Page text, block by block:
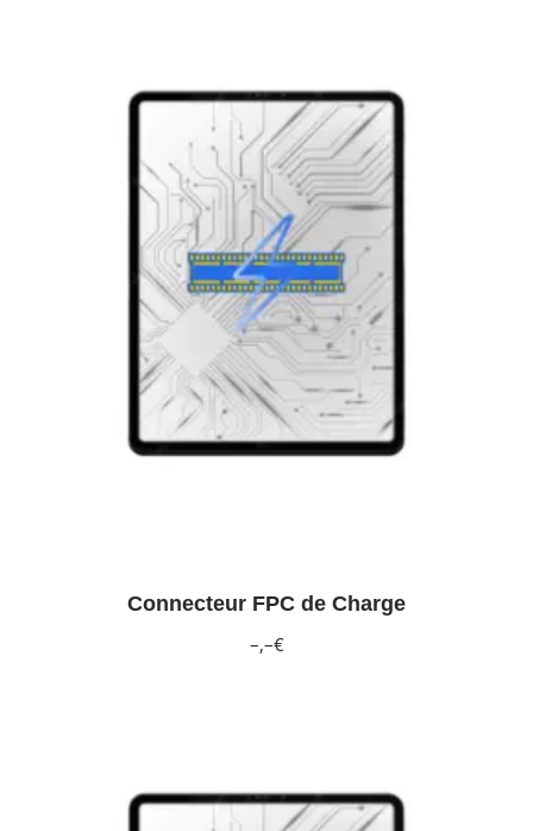
Connecteur FPC de Charge
–,–€